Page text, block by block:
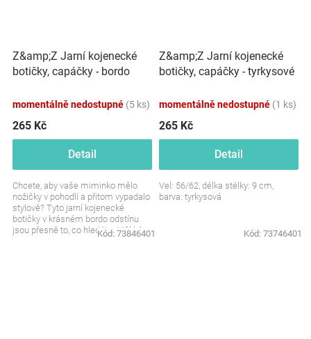
Z&amp;Z Jarní kojenecké
botičky, capáčky - bordo
momentálně nedostupné (5 ks)
265 Kč
Detail
Chcete, aby vaše miminko mělo
nožičky v pohodlí a přitom vypadalo
stylově? Tyto jarní kojenecké
botičky v krásném bordo odstínu
jsou přesně to, co hledáte. Měkké,
Kód: 73846401
Z&amp;Z Jarní kojenecké
botičky, capáčky - tyrkysové
momentálně nedostupné (1 ks)
265 Kč
Detail
Vel: 56/62, délka stélky: 9 cm,
barva: tyrkysová
Kód: 73746401